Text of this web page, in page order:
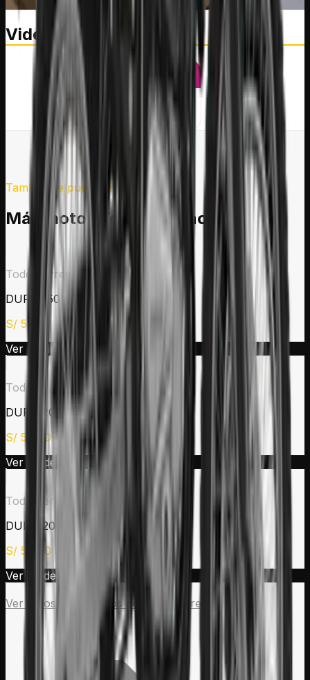
Videos destacados
También te puede interesar
Más motos Todo Terreno
Todo Terreno
DURO 150
S/ 5,190
Ver modelo →
Todo Terreno
DURO 200 CB
S/ 5,690
Ver modelo →
Todo Terreno
DURO 200 VB
S/ 5,990
Ver modelo →
Ver todos los modelos de
Todo Terreno